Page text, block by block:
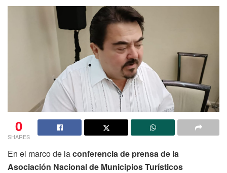
0
SHARES
En el marco de laconferencia de prensa de la
Asociación Nacional de Municipios Turísticos